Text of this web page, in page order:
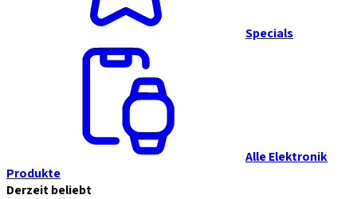
Specials
Alle Elektronik
Produkte
Derzeit beliebt